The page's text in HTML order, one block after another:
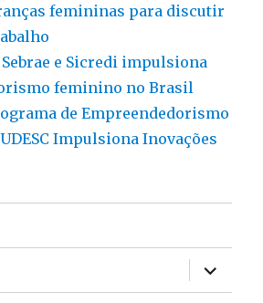
femininas para discutir
e Sicredi impulsiona
feminino no Brasil
de Empreendedorismo
Impulsiona Inovações
expandir